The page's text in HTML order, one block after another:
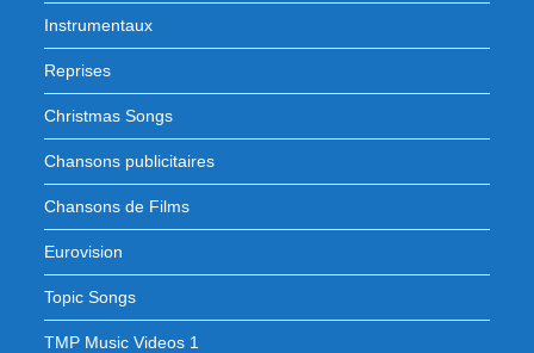
Instrumentaux
Reprises
Christmas Songs
Chansons publicitaires
Chansons de Films
Eurovision
Topic Songs
TMP Music Videos 1